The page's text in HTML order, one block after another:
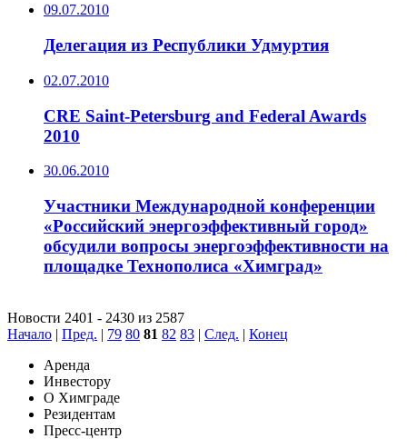
09.07.2010
Делегация из Республики Удмуртия
02.07.2010
CRE Saint-Petersburg and Federal Awards
2010
30.06.2010
Участники Международной конференции
«Российский энергоэффективный город»
обсудили вопросы энергоэффективности на
площадке Технополиса «Химград»
Новости 2401 - 2430 из 2587
Начало | Пред. | 79 80 81 82 83 | След. | Конец
Аренда
Инвестору
О Химграде
Резидентам
Пресс-центр